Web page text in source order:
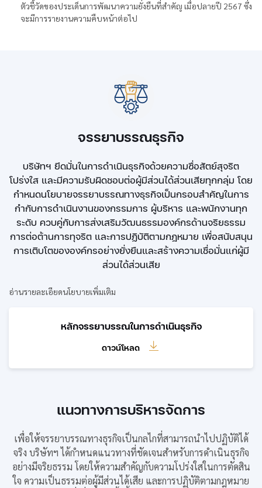
ตัวชี้วัดของประเด็นการพัฒนาความยั่งยืนที่สำคัญ เมื่อปลายปี 2567 ซึ่ง
จะมีการรายงานความคืบหน้าต่อไป
จรรยาบรรณธุรกิจ
บริษัทฯ ยึดมั่นในการดำเนินธุรกิจด้วยความซื่อสัตย์สุจริต
โปร่งใส และมีความรับผิดชอบต่อผู้มีส่วนได้ส่วนเสียทุกกลุ่ม โดย
กำหนดนโยบายจรรยาบรรณทางธุรกิจเป็นกรอบสำคัญในการ
กำกับการดำเนินงานของกรรมการ ผู้บริหาร และพนักงานทุก
ระดับ ควบคู่กับการส่งเสริมวัฒนธรรมองค์กรด้านจริยธรรม
การต่อต้านการทุจริต และการปฏิบัติตามกฎหมาย เพื่อสนับสนุน
การเติบโตขององค์กรอย่างยั่งยืนและสร้างความเชื่อมั่นแก่ผู้มี
ส่วนได้ส่วนเสีย
อ่านรายละเอียดนโยบายเพิ่มเติม
หลักจรรยาบรรณในการดำเนินธุรกิจ
ดาวน์โหลด
แนวทางการบริหารจัดการ
เพื่อให้จรรยาบรรณทางธุรกิจเป็นกลไกที่สามารถนำไปปฏิบัติได้
จริง บริษัทฯ ได้กำหนดแนวทางที่ชัดเจนสำหรับการดำเนินธุรกิจ
อย่างมีจริยธรรม โดยให้ความสำคัญกับความโปร่งใสในการตัดสิน
ใจ ความเป็นธรรมต่อผู้มีส่วนได้เสีย และการปฏิบัติตามกฎหมาย